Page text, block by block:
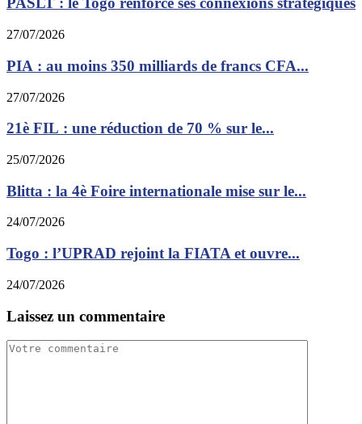
27/07/2026
PIA : au moins 350 milliards de francs CFA...
27/07/2026
21è FIL : une réduction de 70 % sur le...
25/07/2026
Blitta : la 4è Foire internationale mise sur le...
24/07/2026
Togo : l’UPRAD rejoint la FIATA et ouvre...
24/07/2026
Laissez un commentaire